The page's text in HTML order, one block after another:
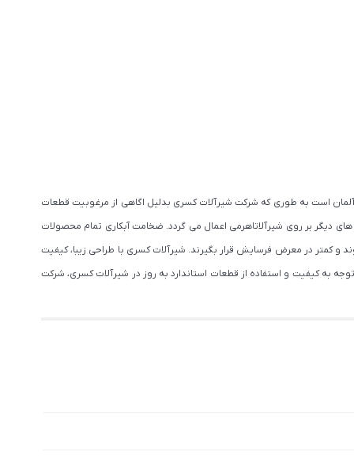
است به طوری که شرکت شیرآلات کسری بدلیل اگاهی از مرغوبیت قطعات
دیگر بر روی شیرآلاتاهرمی اعمال می گردد. ضخامت آبکاری تمام محصولات
و کمتر در معرض فرسایش قرار بگیرند. شیرآلات کسری با طراحی زیبا، کیفیت
به کیفیت و استفاده از قطعات استاندارد به روز در شیرآلات کسری، شرکت